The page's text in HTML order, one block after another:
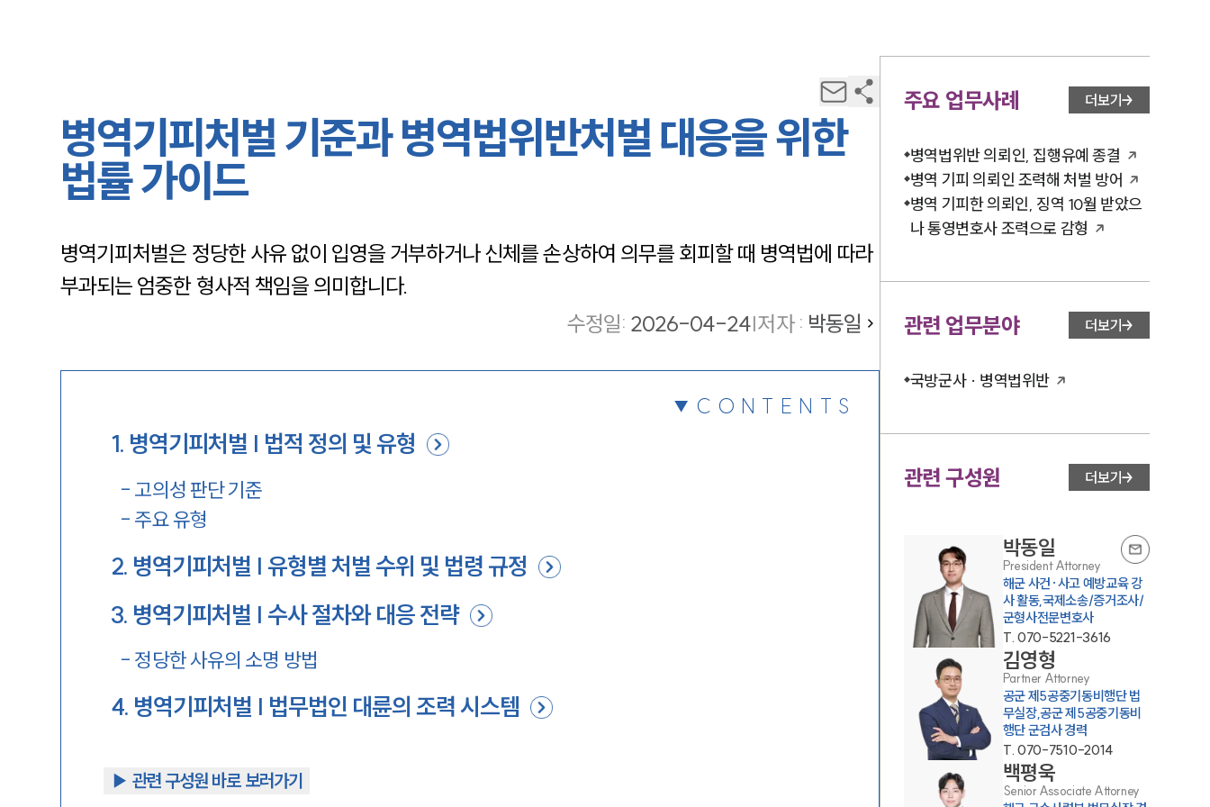
병역기피처벌 기준과 병역법위반처벌 대응을 위한
법률 가이드
병역기피처벌은 정당한 사유 없이 입영을 거부하거나 신체를 손상하여 의무를 회피할 때 병역법에 따라
부과되는 엄중한 형사적 책임을 의미합니다.
수정일: 2026-04-24|저자 : 박동일
CONTENTS
1. 병역기피처벌 | 법적 정의 및 유형
- 고의성 판단 기준
- 주요 유형
2. 병역기피처벌 | 유형별 처벌 수위 및 법령 규정
3. 병역기피처벌 | 수사 절차와 대응 전략
- 정당한 사유의 소명 방법
4. 병역기피처벌 | 법무법인 대륜의 조력 시스템
▶︎ 관련 구성원 바로 보러가기
주요 업무사례 더보기
병역법위반 의뢰인, 집행유예 종결
병역 기피 의뢰인 조력해 처벌 방어
병역 기피한 의뢰인, 징역 10월 받았으
나 통영변호사 조력으로 감형
관련 업무분야 더보기
국방군사 · 병역법위반
관련 구성원 더보기
박동일
President Attorney
해군 사건·사고 예방교육 강
사 활동,국제소송/증거조사/
군형사전문변호사
T. 070-5221-3616
김영형
Partner Attorney
공군 제5공중기동비행단 법
무실장,공군 제5공중기동비
행단 군검사 경력
T. 070-7510-2014
백평욱
Senior Associate Attorney